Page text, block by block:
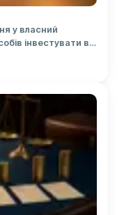
у власний
інвестувати в